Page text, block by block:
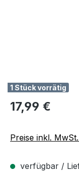
1 Stück vorrätig
Regulärer Preis:
17,99 €
Preise inkl.
verfügbar /